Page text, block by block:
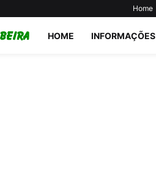
Home
HOME INFORMAÇÕES